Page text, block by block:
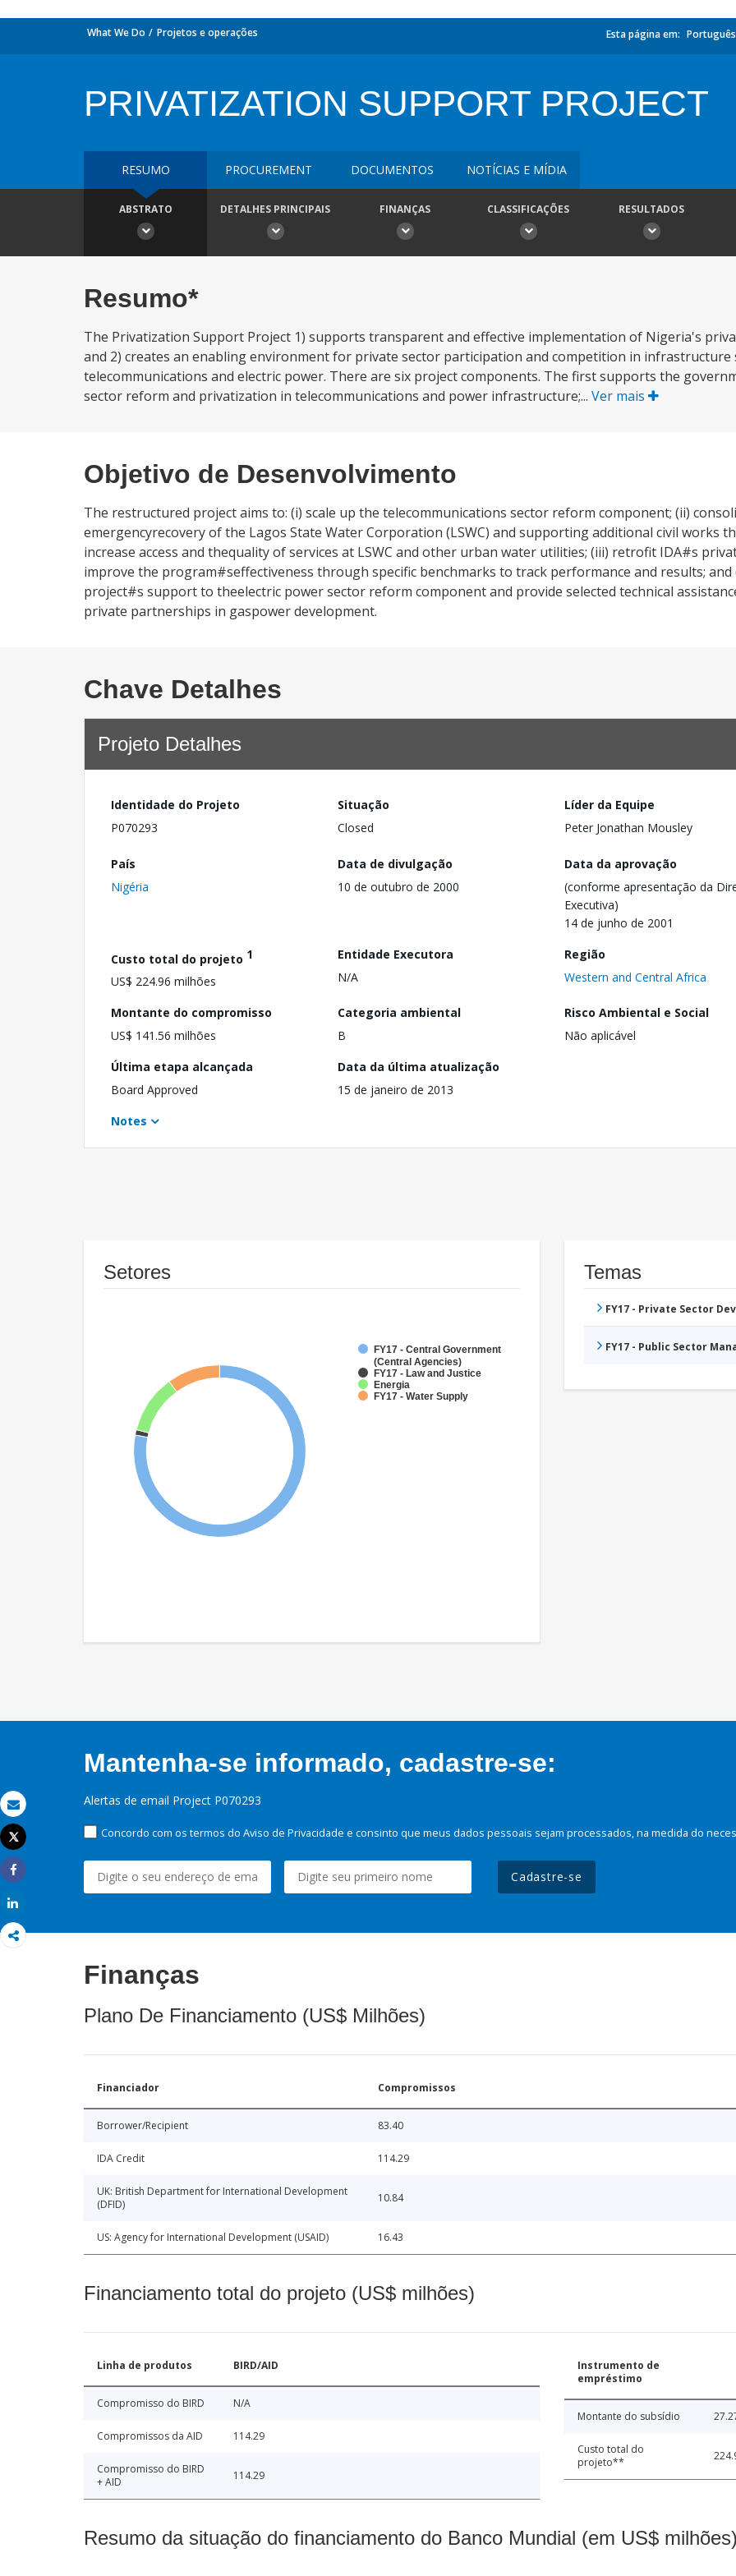
Email
Imprimir
Tweet
Share
What We Do Projetos e operações Esta página em: Português
PRIVATIZATION SUPPORT PROJECT
RESUMO PROCUREMENT DOCUMENTOS NOTÍCIAS E MÍDIA
ABSTRATO DETALHES PRINCIPAIS FINANÇAS CLASSIFICAÇÕES RESULTADOS
Resumo*
The Privatization Support Project 1) supports transparent and effective implementation of Nigeria's
and 2) creates an enabling environment for private sector participation and competition in infrastructure
telecommunications and electric power. There are six project components. The first supports the
sector reform and privatization in telecommunications and power infrastructure;... Ver mais
Objetivo de Desenvolvimento
The restructured project aims to: (i) scale up the telecommunications sector reform component; (ii)
emergencyrecovery of the Lagos State Water Corporation (LSWC) and supporting additional civil works
increase access and thequality of services at LSWC and other urban water utilities; (iii) retrofit IDA#s
improve the program#seffectiveness through specific benchmarks to track performance and results; and
project#s support to theelectric power sector reform component and provide selected technical
private partnerships in gaspower development.
Chave Detalhes
Projeto Detalhes
Identidade do Projeto
P070293
Situação
Closed
Líder da Equipe
Peter Jonathan Mousley
País
Nigéria
Data de divulgação
10 de outubro de 2000
Data da aprovação
(conforme apresentação da
Executiva)
14 de junho de 2001
Custo total do projeto 1
US$ 224.96 milhões
Entidade Executora
N/A
Região
Western and Central Africa
Montante do compromisso
US$ 141.56 milhões
Categoria ambiental
B
Risco Ambiental e Social
Não aplicável
Última etapa alcançada
Board Approved
Data da última atualização
15 de janeiro de 2013
Notes
Setores
FY17 - Central Government
(Central Agencies)
FY17 - Law and Justice
Energia
FY17 - Water Supply
Temas
FY17 - Private Sector
FY17 - Public Sector
Mantenha-se informado, cadastre-se:
Alertas de email Project P070293
Concordo com os termos do Aviso de Privacidade e consinto que meus dados pessoais sejam processados, na medida do
Cadastre-se
Finanças
Plano De Financiamento (US$ Milhões)
Financiador Compromissos
Borrower/Recipient 83.40
IDA Credit 114.29
UK: British Department for International Development
(DFID)
10.84
US: Agency for International Development (USAID) 16.43
Financiamento total do projeto (US$ milhões)
Linha de produtos BIRD/AID
Compromisso do BIRD N/A
Compromissos da AID 114.29
Compromisso do BIRD
+ AID
114.29
Instrumento de
empréstimo
Montante do subsídio
Custo total do
projeto**
Resumo da situação do financiamento do Banco Mundial (em US$